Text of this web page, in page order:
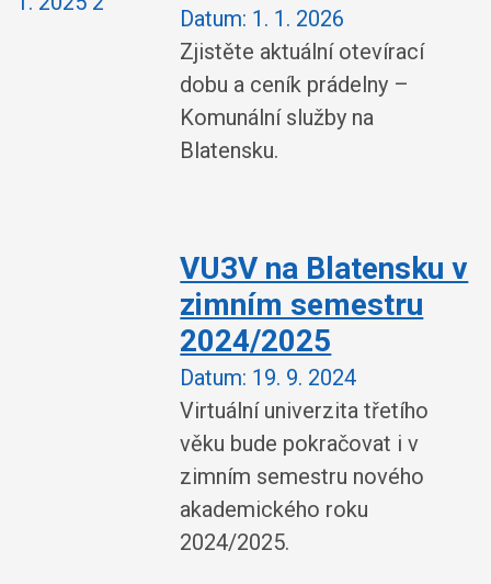
Datum: 1. 1. 2026
Zjistěte aktuální otevírací
dobu a ceník prádelny –
Komunální služby na
Blatensku.
VU3V na Blatensku v
zimním semestru
2024/2025
Datum: 19. 9. 2024
Virtuální univerzita třetího
věku bude pokračovat i v
zimním semestru nového
akademického roku
2024/2025.